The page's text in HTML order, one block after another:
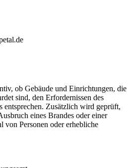
ob Gebäude und Einrichtungen, die
sind, den Erfordernissen des
entsprechen. Zusätzlich wird geprüft,
eines Brandes oder einer
von Personen oder erhebliche